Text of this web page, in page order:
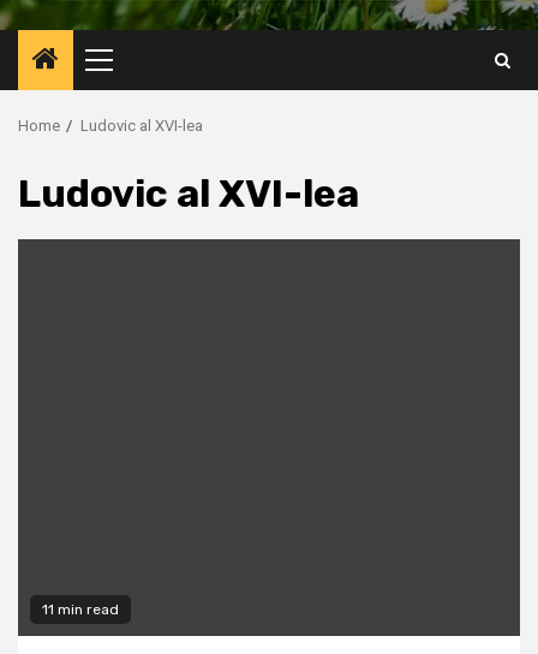
Primary
Menu
Home Ludovic al XVI-lea
Ludovic al XVI-lea
11 min read